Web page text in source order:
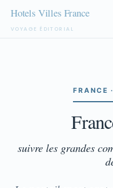
VOYAGE ÉDITORIAL
FRANCE
suivre les grandes